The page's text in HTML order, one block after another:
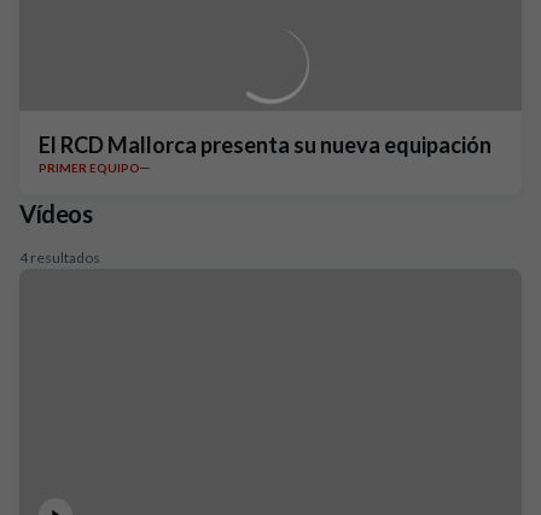
El RCD Mallorca presenta su nueva equipación
PRIMER EQUIPO
Vídeos
4 resultados